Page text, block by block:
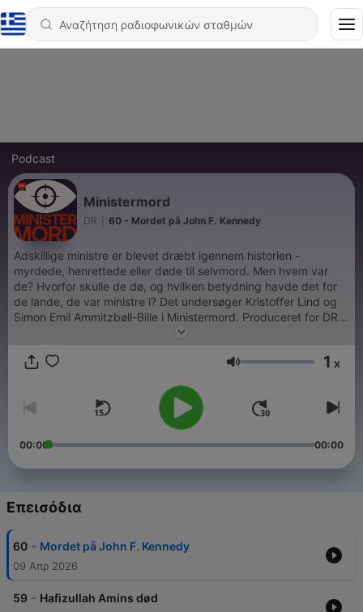
Podcast
Ministermord
DR 60 - Mordet på John F. Kennedy
Adskillige ministre er blevet dræbt igennem historien -
myrdede, henrettede eller døde til selvmord. Men hvem var
de? Hvorfor skulle de dø, og hvilken betydning havde det for
de lande, de var ministre i? Det undersøger Kristoffer Lind og
Simon Emil Ammitzbøll-Bille i Ministermord. Produceret for DR
Ένταση 1 x
00:00 00:00
Επεισόδια
60 - Mordet på John F. Kennedy
09 Απρ 2026
59 - Hafizullah Amins død